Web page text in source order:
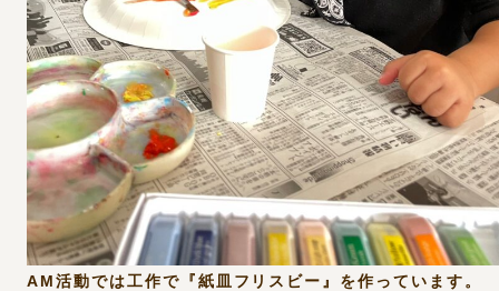
AM活動では工作で『紙皿フリスビー』を作っています。